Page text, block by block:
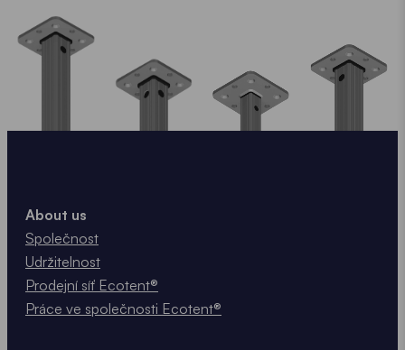
About us
Společnost
Udržitelnost
Prodejní síť Ecotent®
Práce ve společnosti Ecotent®